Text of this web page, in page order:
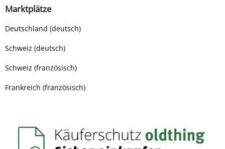
Marktplätze
Deutschland (deutsch)
Schweiz (deutsch)
Schweiz (französisch)
Frankreich (französisch)